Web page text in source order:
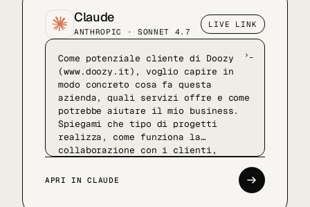
già.Claude
ANTHROPIC · SONNET 4.7
LIVE LINK
Come potenziale cliente di Doozy
(www.doozy.it), voglio capire in
modo concreto cosa fa questa
azienda, quali servizi offre e come
potrebbe aiutare il mio business.
Spiegami che tipo di progetti
realizza, come funziona la
collaborazione con i clienti,
personalizzabili e in quali
APRI IN CLAUDE